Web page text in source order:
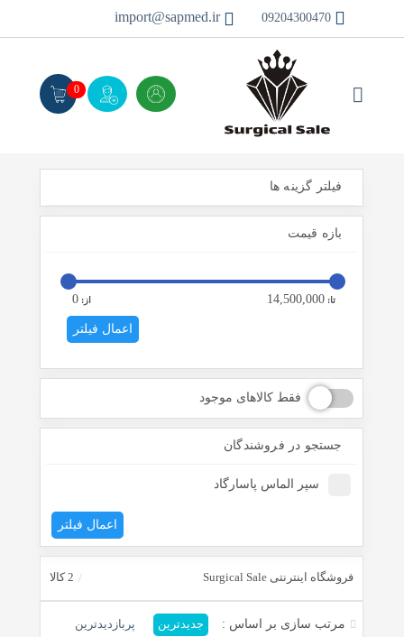
import@sapmed.ir
0
فیلتر گزینه ها
بازه قیمت
تا: 14,500,000 از: 0
اعمال فیلتر
فقط کالاهای موجود
جستجو در فروشندگان
سپر الماس پاسارگاد
اعمال فیلتر
فروشگاه اینترنتی Surgical Sale 2 کالا
مرتب سازی بر اساس : جدیدترین پربازدیدترین